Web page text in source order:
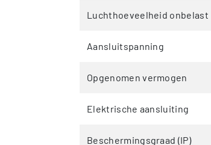
Luchthoeveelheid onbelast
Aansluitspanning
Opgenomen vermogen
Elektrische aansluiting
Beschermingsgraad (IP)